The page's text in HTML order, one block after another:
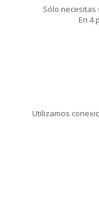
Sólo
En 4
Utilizamos